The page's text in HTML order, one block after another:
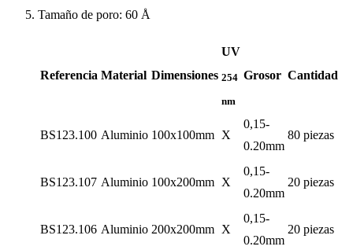
Tamaño de poro: 60 Å
Referencia Material Dimensiones
UV
254
nm
Grosor Cantidad
BS123.100 Aluminio 100x100mm X
0,15-
0.20mm
80 piezas
BS123.107 Aluminio 100x200mm X
0,15-
0.20mm
20 piezas
BS123.106 Aluminio 200x200mm X
0,15-
0.20mm
20 piezas